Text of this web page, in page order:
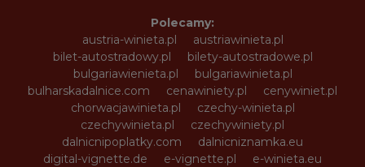
Polecamy:
austria-winieta.pl
austriawinieta.pl
bilet-autostradowy.pl
bilety-autostradowe.pl
bulgariawienieta.pl
bulgariawinieta.pl
bulharskadalnice.com
cenawiniety.pl
cenywiniet.pl
chorwacjawinieta.pl
czechy-winieta.pl
czechywinieta.pl
czechywiniety.pl
dalnicnipoplatky.com
dalnicniznamka.eu
digital-vignette.de
e-vignette.pl
e-winieta.eu